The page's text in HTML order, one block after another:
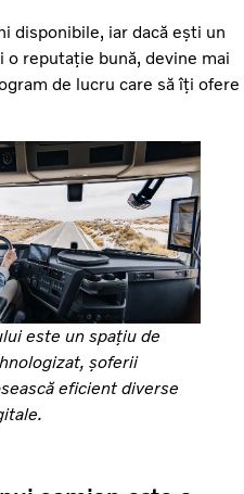
disponibile, iar dacă ești un
o reputație bună, devine mai
de lucru care să îți ofere
este un spațiu de
șoferii
eficient diverse